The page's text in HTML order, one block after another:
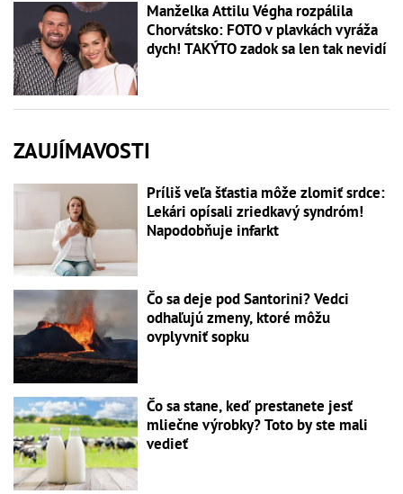
Manželka Attilu Végha rozpálila
Chorvátsko: FOTO v plavkách vyráža
dych! TAKÝTO zadok sa len tak nevidí
ZAUJÍMAVOSTI
Príliš veľa šťastia môže zlomiť srdce:
Lekári opísali zriedkavý syndróm!
Napodobňuje infarkt
Čo sa deje pod Santorini? Vedci
odhaľujú zmeny, ktoré môžu
ovplyvniť sopku
Čo sa stane, keď prestanete jesť
mliečne výrobky? Toto by ste mali
vedieť